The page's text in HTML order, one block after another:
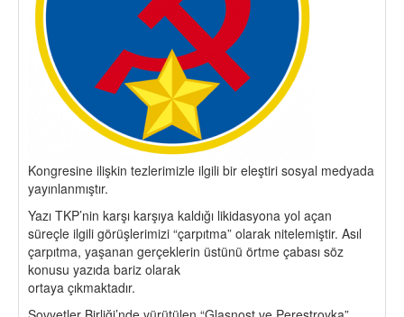
Kongresine ilişkin tezlerimizle ilgili bir eleştiri sosyal medyada
yayınlanmıştır.
Yazı TKP’nin karşı karşıya kaldığı likidasyona yol açan
süreçle ilgili görüşlerimizi “çarpıtma” olarak nitelemiştir. Asıl
çarpıtma, yaşanan gerçeklerin üstünü örtme çabası söz
konusu yazıda bariz olarak
ortaya çıkmaktadır.